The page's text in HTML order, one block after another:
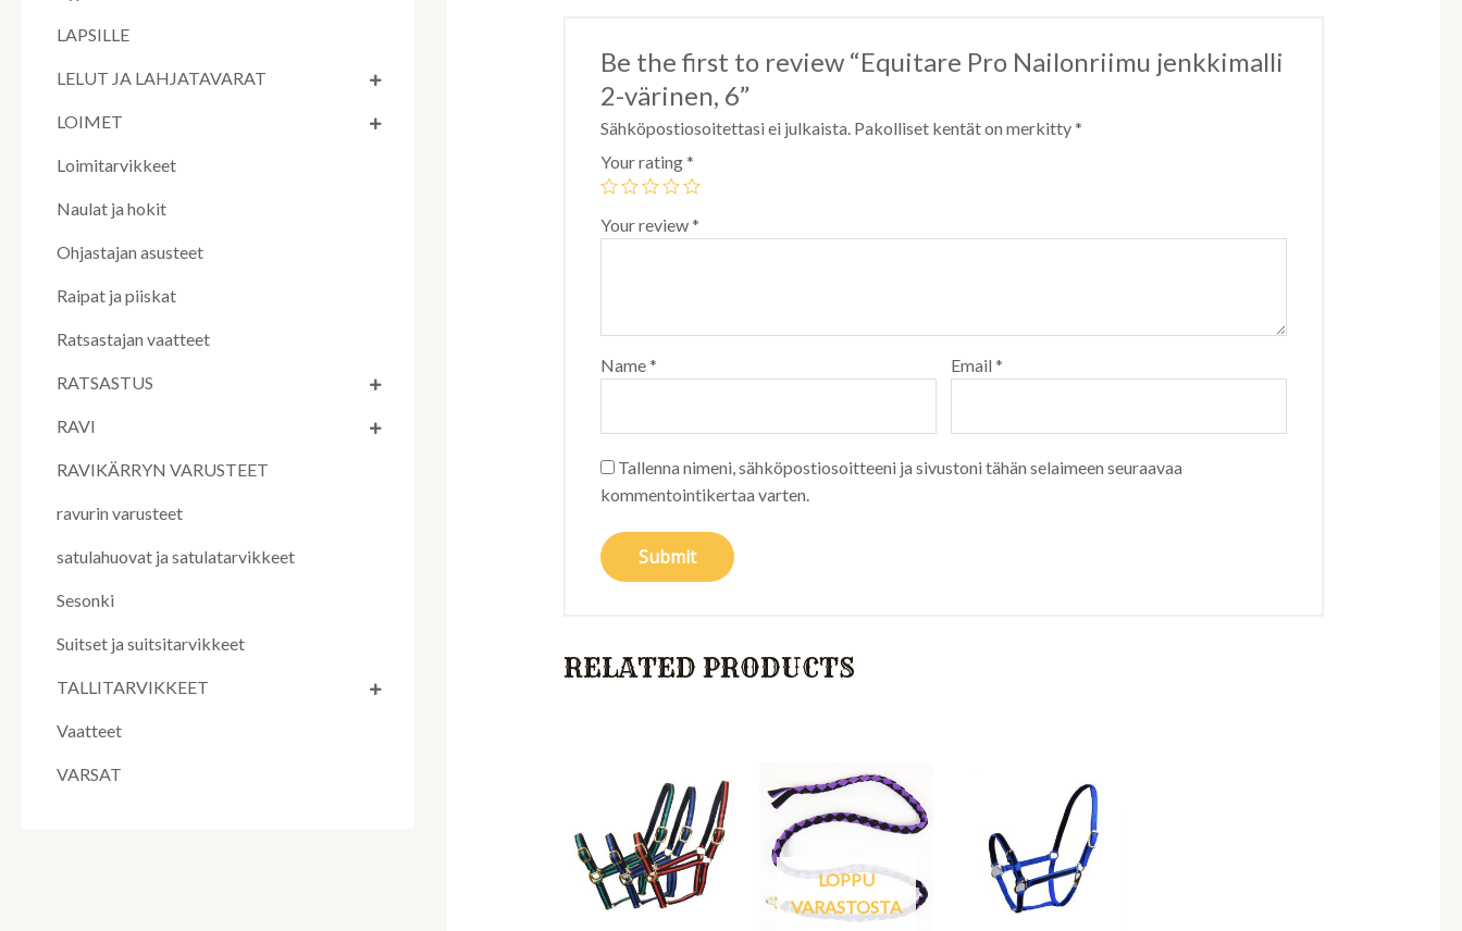
LAPSILLE
LELUT JA LAHJATAVARAT
LOIMET
Loimitarvikkeet
Naulat ja hokit
Ohjastajan asusteet
Raipat ja piiskat
Ratsastajan vaatteet
RATSASTUS
RAVI
RAVIKÄRRYN VARUSTEET
ravurin varusteet
satulahuovat ja satulatarvikkeet
Sesonki
Suitset ja suitsitarvikkeet
TALLITARVIKKEET
Vaatteet
VARSAT
Be the first to review “Equitare Pro Nailonriimu jenkkimalli
2-värinen, 6”
Sähköpostiosoitettasi ei julkaista. Pakolliset kentät on merkitty*
Your rating*
Your review*
Name* Email *
Tallenna nimeni, sähköpostiosoitteeni ja sivustoni tähän selaimeen seuraavaa
kommentointikertaa varten.
RELATED PRODUCTS
LOPPU
VARASTOSTA